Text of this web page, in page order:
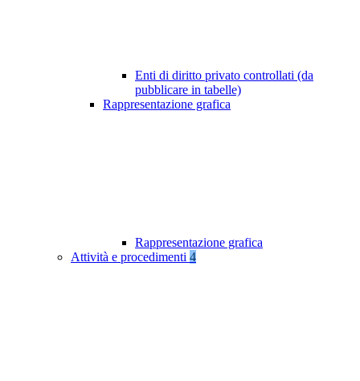
Enti di diritto privato controllati (da
pubblicare in tabelle)
Rappresentazione grafica
Rappresentazione grafica
Attività e procedimenti 4